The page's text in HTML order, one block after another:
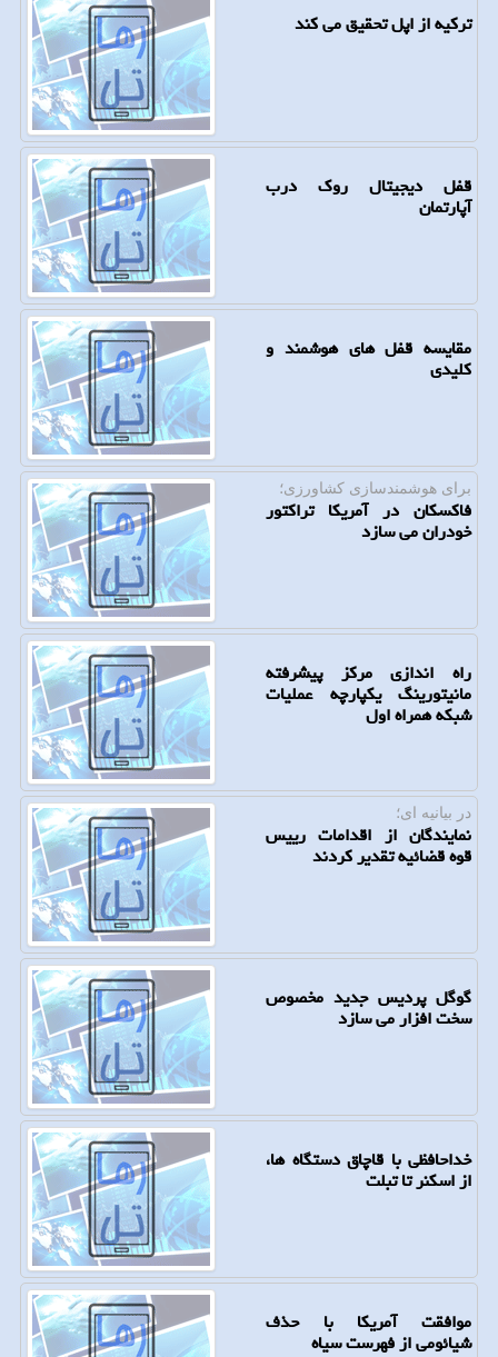
ترکیه از اپل تحقیق می کند
قفل دیجیتال روک درب
آپارتمان
مقایسه قفل های هوشمند و
کلیدی
برای هوشمندسازی كشاورزی؛
فاکسکان در آمریکا تراکتور
خودران می سازد
راه اندازی مرکز پیشرفته
مانیتورینگ یکپارچه عملیات
شبکه همراه اول
در بیانیه ای؛
نمایندگان از اقدامات رییس
قوه قضائیه تقدیر کردند
گوگل پردیس جدید مخصوص
سخت افزار می سازد
خداحافظی با قاچاق دستگاه ها،
از اسكنر تا تبلت
موافقت آمریكا با حذف
شیائومی از فهرست سیاه